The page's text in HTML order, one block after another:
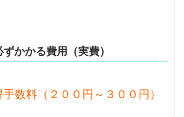
ずかかる費用（実費）
手数料（２００円～３００円）